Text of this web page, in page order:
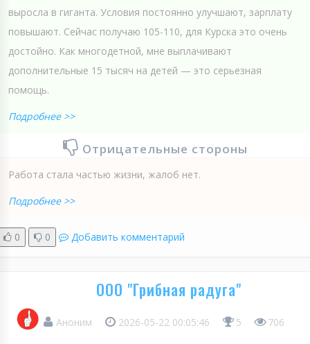
выросла в гиганта. Условия постоянно улучшают, зарплату
повышают. Сейчас получаю 105-110, для Курска это очень
достойно. Как многодетной, мне выплачивают
дополнительные 15 тысяч на детей — это серьезная
помощь.
Подробнее >>
Отрицательные стороны
Работа стала частью жизни, жалоб нет.
Подробнее >>
0 0 Добавить комментарий
ООО "Грибная радуга"
Аноним 2026-05-22 00:05:46 5 706